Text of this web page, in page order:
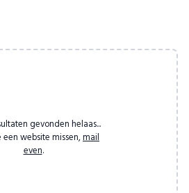
gevonden helaas...
website missen, mail
even.